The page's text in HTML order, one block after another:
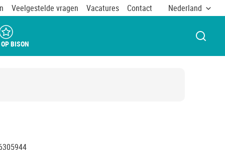
Veelgestelde vragen Vacatures Contact Nederland
BISON